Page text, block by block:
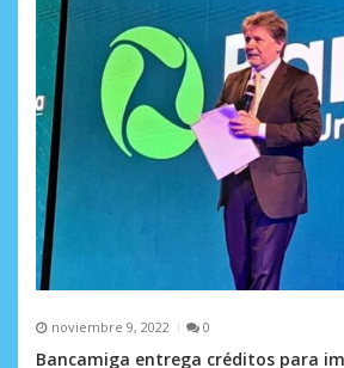
noviembre 9, 2022 0
Bancamiga entrega créditos para